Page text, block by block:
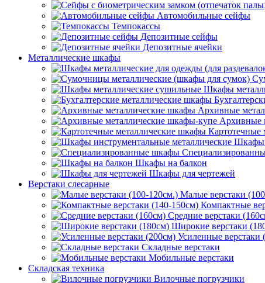
Автомобильные сейфы
Темпокассы
Депозитные сейфы
Депозитные ячейки
Металлические шкафы
Шкафы
Архивные
Архивные
Картотечные
Шкафы
Шкафы на балкон
Шкафы для чертежей
Верстаки слесарные
Малые верстаки
Компактные
Средние верстаки
Широкие верстаки
Усиленные верстаки
Складные верстаки
Мобильные верстаки
Складская техника
Вилочные погрузчики